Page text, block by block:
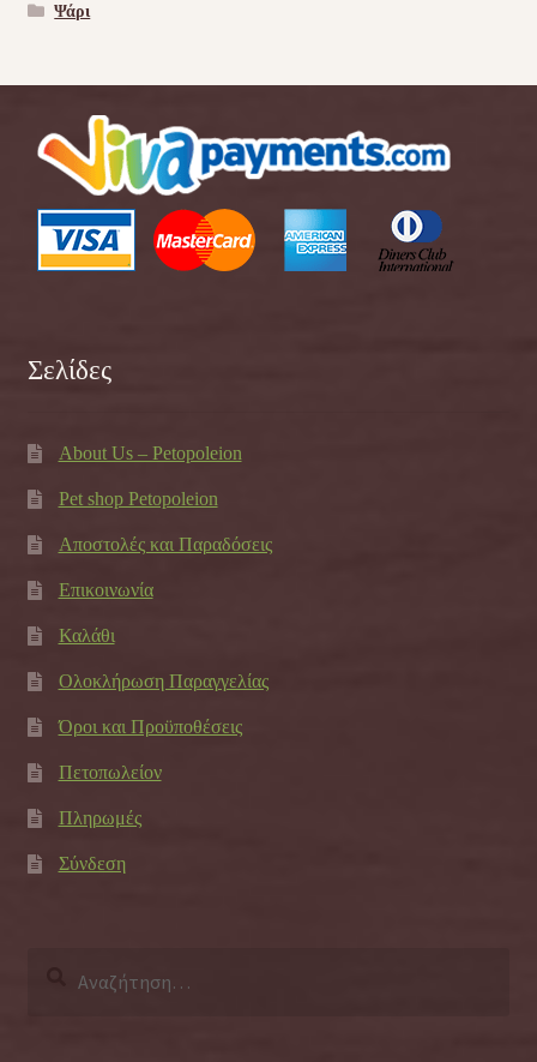
Ψάρι
Σελίδες
About Us – Petopoleion
Pet shop Petopoleion
Αποστολές και Παραδόσεις
Επικοινωνία
Καλάθι
Ολοκλήρωση Παραγγελίας
Όροι και Προϋποθέσεις
Πετοπωλείον
Πληρωμές
Σύνδεση